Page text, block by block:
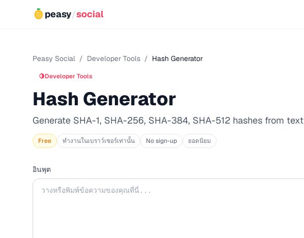
peasy/social
Peasy Social / Developer Tools / Hash Generator
🍋Developer Tools
Hash Generator
Generate SHA-1, SHA-256, SHA-384, SHA-512 hashes from text
Free ทำงานในเบราว์เซอร์เท่านั้น No sign-up ยอดนิยม
อินพุต